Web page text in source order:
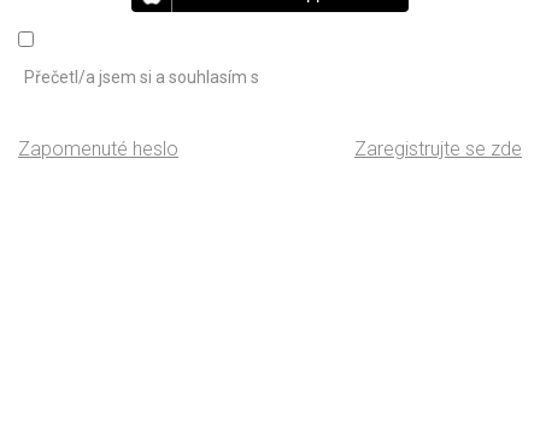
Přečetl/a jsem si a souhlasím s
Zapomenuté heslo Zaregistrujte se zde